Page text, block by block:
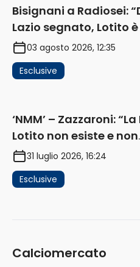
Bisignani a Radiosei:
Lazio segnato, Lotito
problema, la chiave
Flaminio e politica. La
e gli interessi dei fondi”
03 agosto 2026, 12:35
Esclusive
‘NMM’ – Zazzaroni:
Lotito non esiste e non
funziona più. E’ ora di
ma lui non ascolta.
Ho verificato…” (AUDIO)
31 luglio 2026, 16:24
Esclusive
Calciomercato